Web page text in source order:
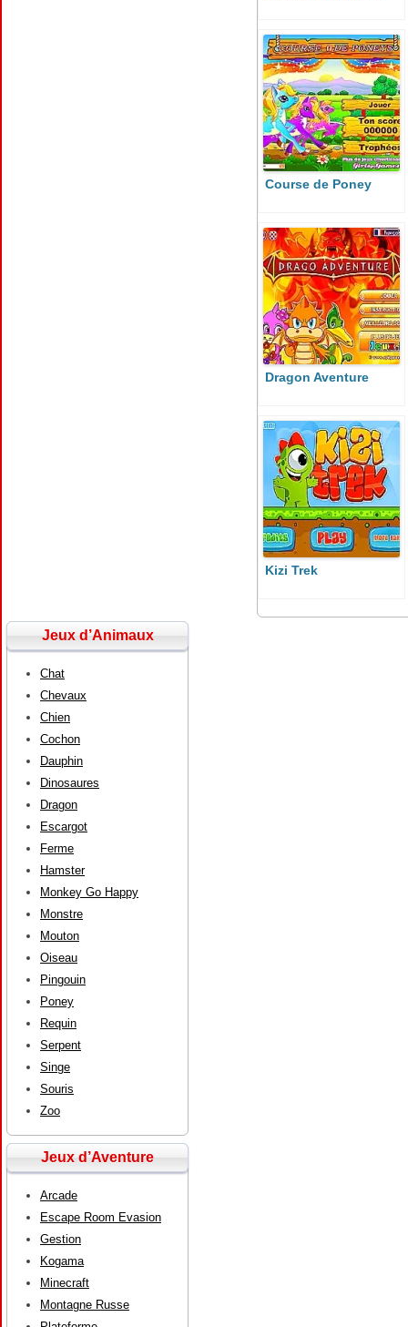
Course de Poney
Dragon Aventure
Kizi Trek
Jeux d’Animaux
Chat
Chevaux
Chien
Cochon
Dauphin
Dinosaures
Dragon
Escargot
Ferme
Hamster
Monkey Go Happy
Monstre
Mouton
Oiseau
Pingouin
Poney
Requin
Serpent
Singe
Souris
Zoo
Jeux d’Aventure
Arcade
Escape Room Evasion
Gestion
Kogama
Minecraft
Montagne Russe